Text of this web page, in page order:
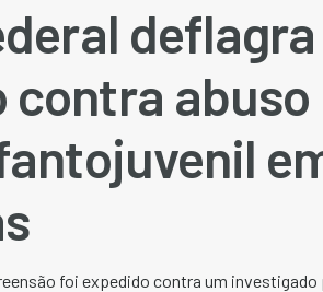
deflagra
contra abuso
foi expedido contra um investigado